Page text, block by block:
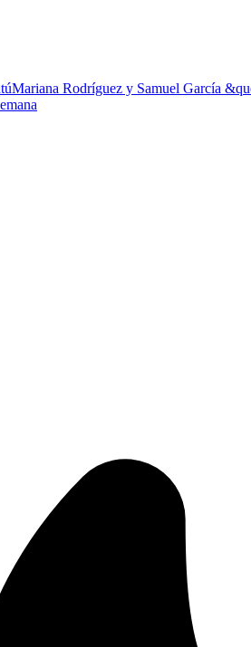
Mariana Rodríguez y Samuel García